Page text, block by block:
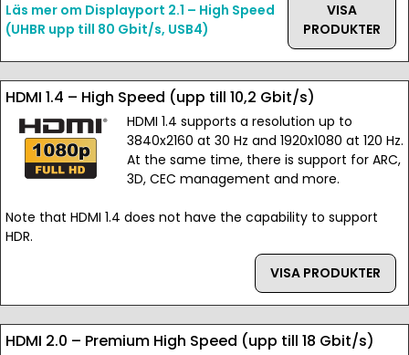
Läs mer om Displayport 2.1 – High Speed
(UHBR upp till 80 Gbit/s, USB4)
VISA
PRODUKTER
HDMI 1.4 – High Speed (upp till 10,2 Gbit/s)
HDMI 1.4 supports a resolution up to
3840x2160 at 30 Hz and 1920x1080 at 120 Hz.
At the same time, there is support for ARC,
3D, CEC management and more.
Note that HDMI 1.4 does not have the capability to support
HDR.
VISA PRODUKTER
HDMI 2.0 – Premium High Speed (upp till 18 Gbit/s)